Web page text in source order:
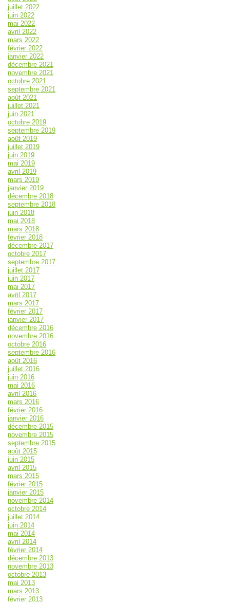
juillet 2022
juin 2022
mai 2022
avril 2022
mars 2022
février 2022
janvier 2022
décembre 2021
novembre 2021
octobre 2021
septembre 2021
août 2021
juillet 2021
juin 2021
octobre 2019
septembre 2019
août 2019
juillet 2019
juin 2019
mai 2019
avril 2019
mars 2019
janvier 2019
décembre 2018
septembre 2018
juin 2018
mai 2018
mars 2018
février 2018
décembre 2017
octobre 2017
septembre 2017
juillet 2017
juin 2017
mai 2017
avril 2017
mars 2017
février 2017
janvier 2017
décembre 2016
novembre 2016
octobre 2016
septembre 2016
août 2016
juillet 2016
juin 2016
mai 2016
avril 2016
mars 2016
février 2016
janvier 2016
décembre 2015
novembre 2015
septembre 2015
août 2015
juin 2015
avril 2015
mars 2015
février 2015
janvier 2015
novembre 2014
octobre 2014
juillet 2014
juin 2014
mai 2014
avril 2014
février 2014
décembre 2013
novembre 2013
octobre 2013
mai 2013
mars 2013
février 2013